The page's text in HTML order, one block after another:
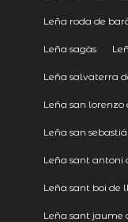
Leña roda de
Leña sagàs
Leña salvaterra
Leña san lorenzo
Leña san
Leña sant antoni
Leña sant boi de
Leña sant jaume